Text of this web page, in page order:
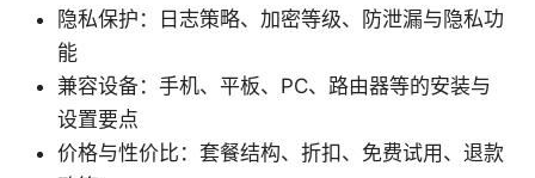
隐私保护：日志策略、加密等级、防泄漏与隐私功
能
兼容设备：手机、平板、PC、路由器等的安装与
设置要点
价格与性价比：套餐结构、折扣、免费试用、退款